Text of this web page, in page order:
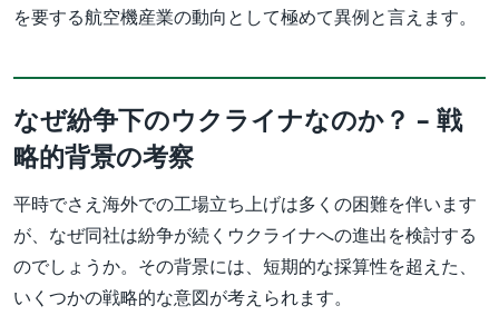
を要する航空機産業の動向として極めて異例と言えます。
なぜ紛争下のウクライナなのか？ – 戦
略的背景の考察
平時でさえ海外での工場立ち上げは多くの困難を伴います
が、なぜ同社は紛争が続くウクライナへの進出を検討する
のでしょうか。その背景には、短期的な採算性を超えた、
いくつかの戦略的な意図が考えられます。